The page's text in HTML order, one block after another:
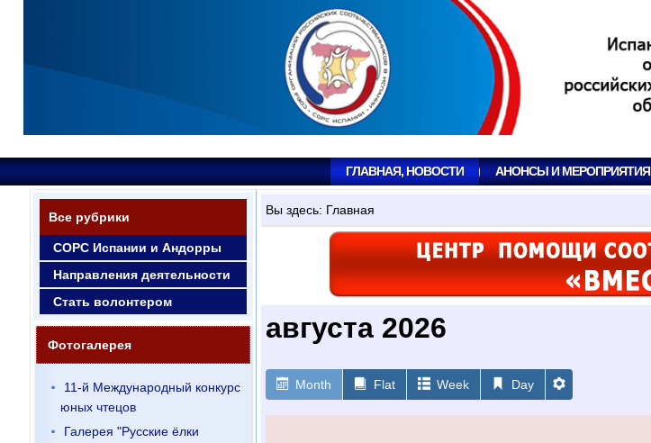
ГЛАВНАЯ, НОВОСТИ АНОНСЫ И МЕРОПРИЯТИЯ
Все рубрики
СОРС Испании и Андорры
Направления деятельности
Стать волонтером
Фотогалерея
11-й Международный конкурс
юных чтецов
Галерея "Русские ёлки
Вы здесь: Главная
августа 2026
Month Flat Week Day